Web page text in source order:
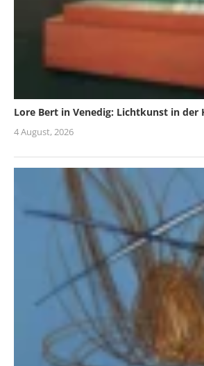
Lore Bert in Venedig: Lichtkunst in der
4 August, 2026